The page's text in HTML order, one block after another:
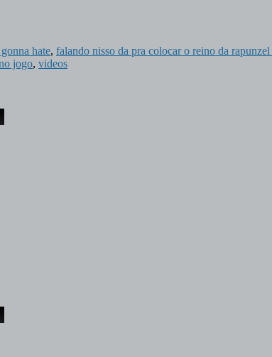
hate, falando nisso da pra colocar o reino da
jogo, videos